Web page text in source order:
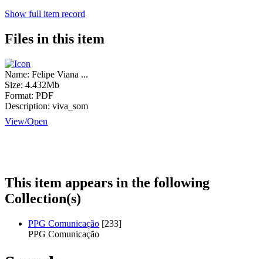
Show full item record
Files in this item
Name: Felipe Viana ...
Size: 4.432Mb
Format: PDF
Description: viva_som
View/Open
This item appears in the following
Collection(s)
PPG Comunicação [233]
PPG Comunicação